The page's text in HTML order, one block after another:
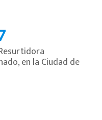
en la Ciudad de